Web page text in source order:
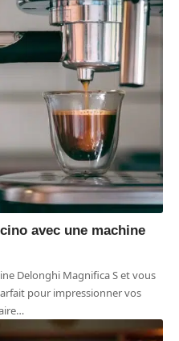
avec une machine
Delonghi Magnifica S et vous
pour impressionner vos
…